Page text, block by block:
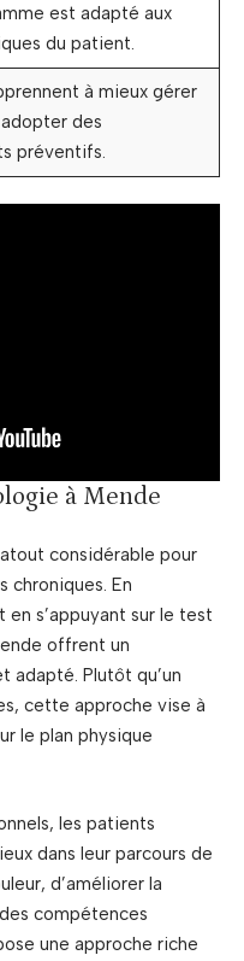
est adapté aux
du patient.
à mieux gérer
des
préventifs.
à Mende
considérable pour
chroniques. En
s’appuyant sur le test
offrent un
adapté. Plutôt qu’un
cette approche vise à
le plan physique
les patients
dans leur parcours de
d’améliorer la
compétences
une approche riche